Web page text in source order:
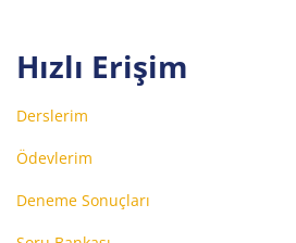
Hızlı Erişim
Derslerim
Ödevlerim
Deneme Sonuçları